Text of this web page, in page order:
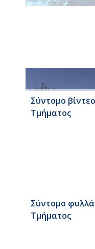
Σύντομο
Τμήματος
Σύντομο
Τμήματος